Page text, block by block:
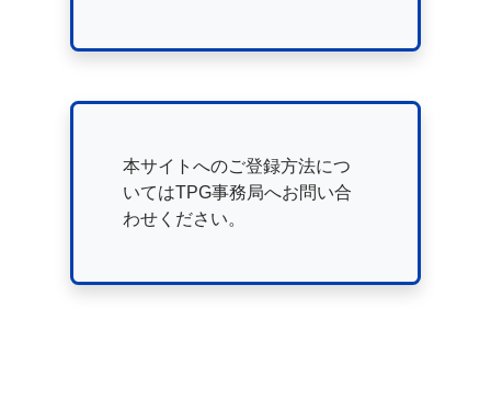
本サイトへのご登録方法につ
いてはTPG事務局へお問い合
わせください。